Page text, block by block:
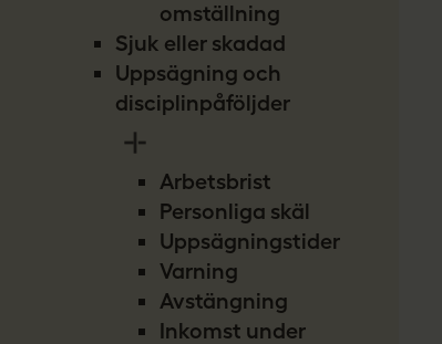
omställning
Sjuk eller skadad
Uppsägning och
disciplinpåföljder
Arbetsbrist
Personliga skäl
Uppsägningstider
Varning
Avstängning
Inkomst under